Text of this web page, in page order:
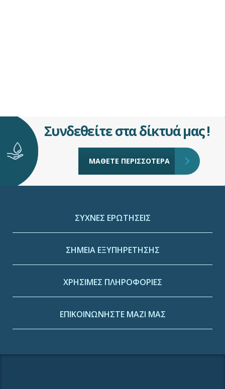
Συνδεθείτε στα δίκτυά μας !
ΜΑΘΕΤΕ ΠΕΡΙΣΣΟΤΕΡΑ
ΣΥΧΝΕΣ ΕΡΩΤΗΣΕΙΣ
ΣΗΜΕΙΑ ΕΞΥΠΗΡΕΤΗΣΗΣ
ΧΡΗΣΙΜΕΣ ΠΛΗΡΟΦΟΡΙΕΣ
ΕΠΙΚΟΙΝΩΝΗΣΤΕ ΜΑΖΙ ΜΑΣ